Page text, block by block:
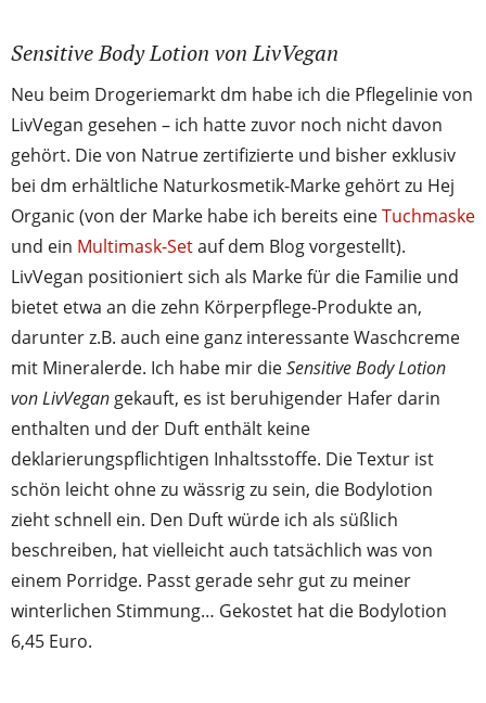
Sensitive Body Lotion von LivVegan
Neu beim Drogeriemarkt dm habe ich die Pflegelinie von
LivVegan gesehen – ich hatte zuvor noch nicht davon
gehört. Die von Natrue zertifizierte und bisher exklusiv
bei dm erhältliche Naturkosmetik-Marke gehört zu Hej
Organic (von der Marke habe ich bereits eineTuchmaske
und ein Multimask-Setauf dem Blog vorgestellt).
LivVegan positioniert sich als Marke für die Familie und
bietet etwa an die zehn Körperpflege-Produkte an,
darunter z.B. auch eine ganz interessante Waschcreme
mit Mineralerde. Ich habe mir dieSensitive Body Lotion
von LivVegan gekauft, es ist beruhigender Hafer darin
enthalten und der Duft enthält keine
deklarierungspflichtigen Inhaltsstoffe. Die Textur ist
schön leicht ohne zu wässrig zu sein, die Bodylotion
zieht schnell ein. Den Duft würde ich als süßlich
beschreiben, hat vielleicht auch tatsächlich was von
einem Porridge. Passt gerade sehr gut zu meiner
winterlichen Stimmung… Gekostet hat die Bodylotion
6,45 Euro.